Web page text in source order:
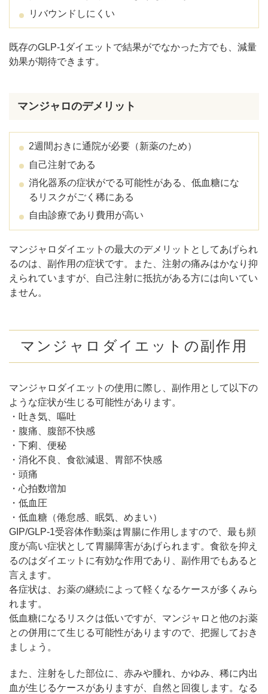
リバウンドしにくい
既存のGLP-1ダイエットで結果がでなかった方でも、減量
効果が期待できます。
マンジャロのデメリット
2週間おきに通院が必要（新薬のため）
自己注射である
消化器系の症状がでる可能性がある、低血糖にな
るリスクがごく稀にある
自由診療であり費用が高い
マンジャロダイエットの最大のデメリットとしてあげられ
るのは、副作用の症状です。また、注射の痛みはかなり抑
えられていますが、自己注射に抵抗がある方には向いてい
ません。
マンジャロダイエットの副作用
マンジャロダイエットの使用に際し、副作用として以下の
ような症状が生じる可能性があります。
・吐き気、嘔吐
・腹痛、腹部不快感
・下痢、便秘
・消化不良、食欲減退、胃部不快感
・頭痛
・心拍数増加
・低血圧
・低血糖（倦怠感、眠気、めまい）
GIP/GLP-1受容体作動薬は胃腸に作用しますので、最も頻
度が高い症状として胃腸障害があげられます。食欲を抑え
るのはダイエットに有効な作用であり、副作用でもあると
言えます。
各症状は、お薬の継続によって軽くなるケースが多くみら
れます。
低血糖になるリスクは低いですが、マンジャロと他のお薬
との併用にて生じる可能性がありますので、把握しておき
ましょう。
また、注射をした部位に、赤みや腫れ、かゆみ、稀に内出
血が生じるケースがありますが、自然と回復します。なる